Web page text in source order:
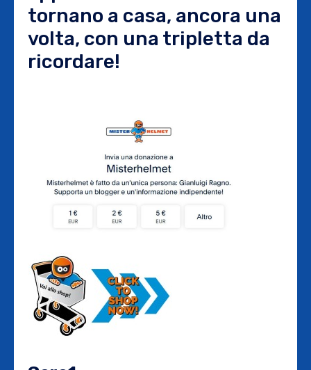
tornano a casa, ancora una
volta, con una tripletta da
ricordare!